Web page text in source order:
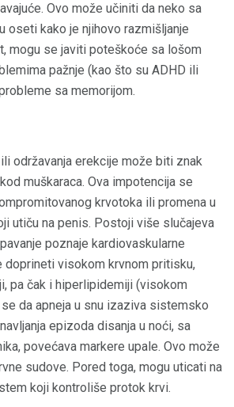
Ovo može učiniti da neko sa
oseti kako je njihovo razmišljanje
mogu se javiti poteškoće sa lošom
pažnje (kao što su ADHD ili
sa memorijom.
održavanja erekcije može biti znak
muškaraca. Ova impotencija se
krvotoka ili promena u
utiču na penis. Postoji više slučajeva
poznaje kardiovaskularne
doprineti visokom krvnom pritisku,
pa čak i hiperlipidemiji (visokom
da apneja u snu izaziva sistemsko
epizoda disanja u noći, sa
povećava markere upale. Ovo može
sudove. Pored toga, mogu uticati na
koji kontroliše protok krvi.